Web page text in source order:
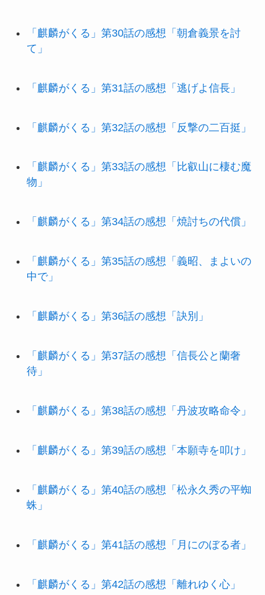
「麒麟がくる」第30話の感想「朝倉義景を討
て」
「麒麟がくる」第31話の感想「逃げよ信長」
「麒麟がくる」第32話の感想「反撃の二百挺」
「麒麟がくる」第33話の感想「比叡山に棲む魔
物」
「麒麟がくる」第34話の感想「焼討ちの代償」
「麒麟がくる」第35話の感想「義昭、まよいの
中で」
「麒麟がくる」第36話の感想「訣別」
「麒麟がくる」第37話の感想「信長公と蘭奢
待」
「麒麟がくる」第38話の感想「丹波攻略命令」
「麒麟がくる」第39話の感想「本願寺を叩け」
「麒麟がくる」第40話の感想「松永久秀の平蜘
蛛」
「麒麟がくる」第41話の感想「月にのぼる者」
「麒麟がくる」第42話の感想「離れゆく心」